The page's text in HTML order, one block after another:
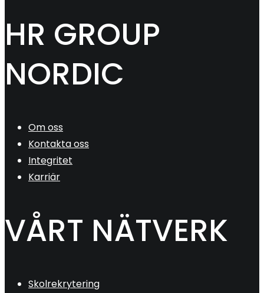
HR GROUP
NORDIC
Om oss
Kontakta oss
Integritet
Karriär
VÅRT NÄTVERK
Skolrekrytering